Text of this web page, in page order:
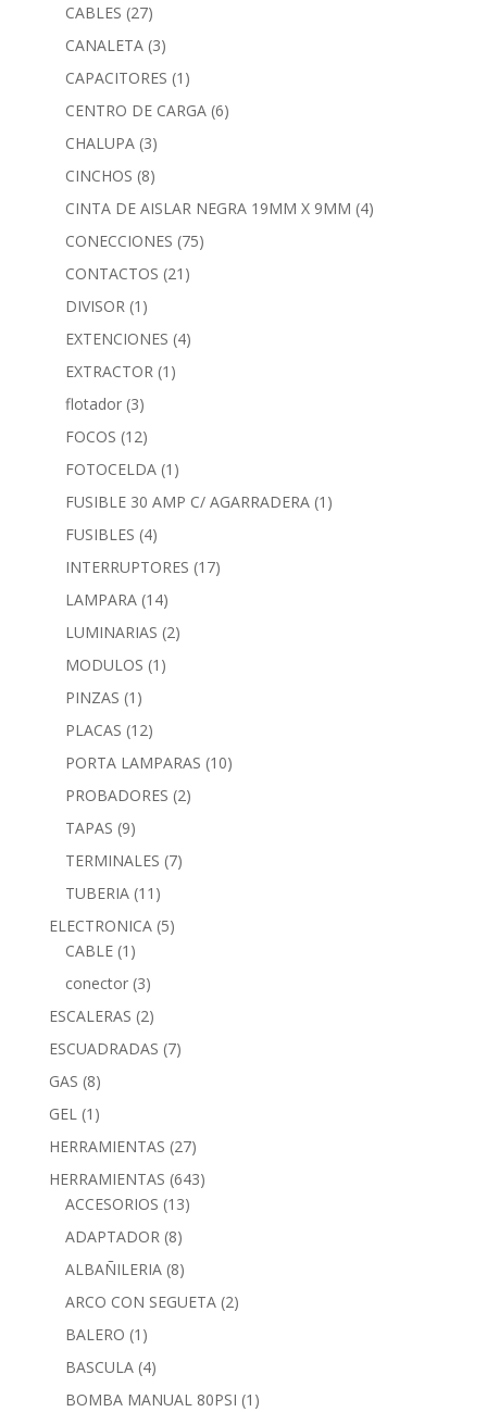
CABLES (27)
CANALETA (3)
CAPACITORES (1)
CENTRO DE CARGA (6)
CHALUPA (3)
CINCHOS (8)
CINTA DE AISLAR NEGRA 19MM X 9MM (4)
CONECCIONES (75)
CONTACTOS (21)
DIVISOR (1)
EXTENCIONES (4)
EXTRACTOR (1)
flotador (3)
FOCOS (12)
FOTOCELDA (1)
FUSIBLE 30 AMP C/ AGARRADERA (1)
FUSIBLES (4)
INTERRUPTORES (17)
LAMPARA (14)
LUMINARIAS (2)
MODULOS (1)
PINZAS (1)
PLACAS (12)
PORTA LAMPARAS (10)
PROBADORES (2)
TAPAS (9)
TERMINALES (7)
TUBERIA (11)
ELECTRONICA (5)
CABLE (1)
conector (3)
ESCALERAS (2)
ESCUADRADAS (7)
GAS (8)
GEL (1)
HERRAMIENTAS (27)
HERRAMIENTAS (643)
ACCESORIOS (13)
ADAPTADOR (8)
ALBAÑILERIA (8)
ARCO CON SEGUETA (2)
BALERO (1)
BASCULA (4)
BOMBA MANUAL 80PSI (1)